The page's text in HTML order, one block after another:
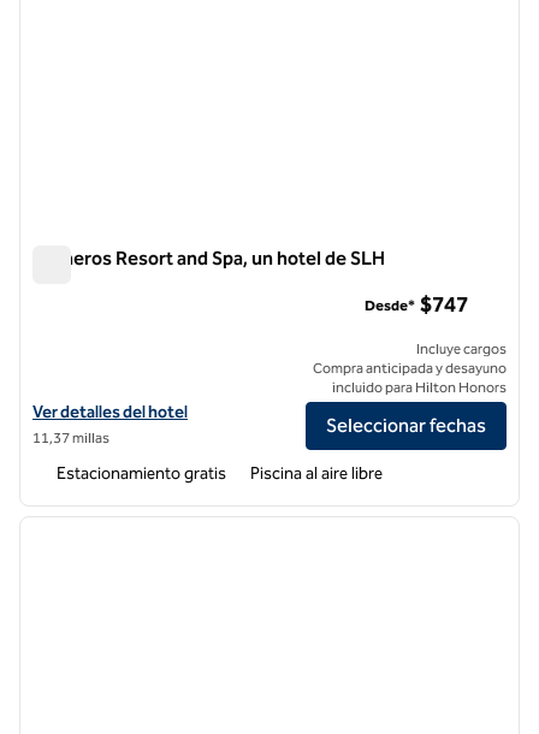
Carneros Resort and Spa, un hotel de SLH
Ver detalles del hotel Carneros Resort and Spa, un hotel de SLH
Ver detalles del hotel
11,37 millas
Desde* $747
Incluye cargos
Compra anticipada y desayuno
incluido para Hilton Honors
Seleccionar fechas
Estacionamiento gratis Piscina al aire libre
1 de 12